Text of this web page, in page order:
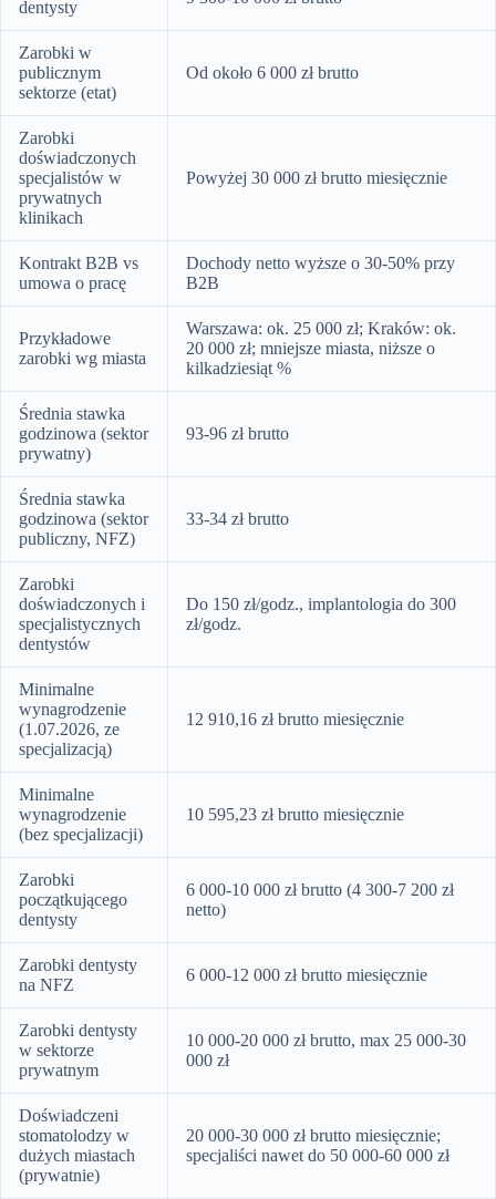
dentysty
Zarobki w
publicznym
sektorze (etat)
Od około 6 000 zł brutto
Zarobki
doświadczonych
specjalistów w
prywatnych
klinikach
Powyżej 30 000 zł brutto miesięcznie
Kontrakt B2B vs
umowa o pracę
Dochody netto wyższe o 30-50% przy
B2B
Przykładowe
zarobki wg miasta
Warszawa: ok. 25 000 zł; Kraków: ok.
20 000 zł; mniejsze miasta, niższe o
kilkadziesiąt %
Średnia stawka
godzinowa (sektor
prywatny)
93-96 zł brutto
Średnia stawka
godzinowa (sektor
publiczny, NFZ)
33-34 zł brutto
Zarobki
doświadczonych i
specjalistycznych
dentystów
Do 150 zł/godz., implantologia do 300
zł/godz.
Minimalne
wynagrodzenie
(1.07.2026, ze
specjalizacją)
12 910,16 zł brutto miesięcznie
Minimalne
wynagrodzenie
(bez specjalizacji)
10 595,23 zł brutto miesięcznie
Zarobki
początkującego
dentysty
6 000-10 000 zł brutto (4 300-7 200 zł
netto)
Zarobki dentysty
na NFZ
6 000-12 000 zł brutto miesięcznie
Zarobki dentysty
w sektorze
prywatnym
10 000-20 000 zł brutto, max 25 000-30
000 zł
Doświadczeni
stomatolodzy w
dużych miastach
(prywatnie)
20 000-30 000 zł brutto miesięcznie;
specjaliści nawet do 50 000-60 000 zł